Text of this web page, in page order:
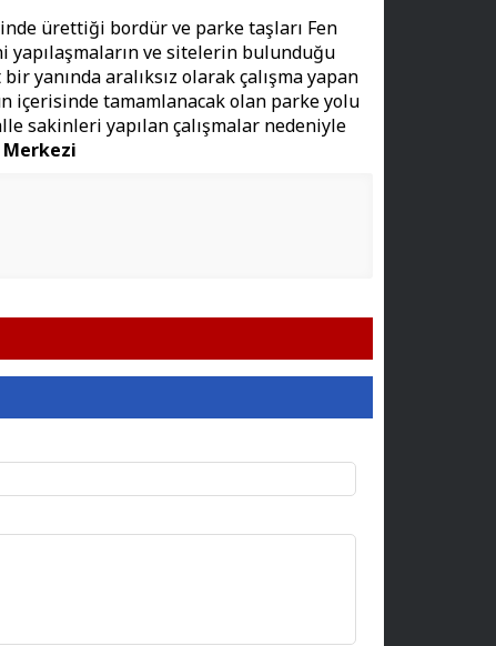
ürettiği bordür ve parke taşları Fen
ve sitelerin bulunduğu
yanında aralıksız olarak çalışma yapan
içerisinde tamamlanacak olan parke yolu
sakinleri yapılan çalışmalar nedeniyle
Merkezi